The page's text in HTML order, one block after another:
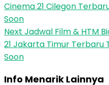
Cinema 21 Cilegon
Soon
Next Jadwal Film & HTM
21 Jakarta Timur Terbaru
Soon
Info Menarik Lainnya